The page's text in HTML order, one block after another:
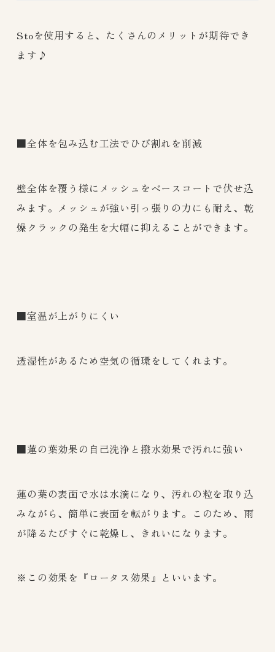
Stoを使用すると、たくさんのメリットが期待でき
ます♪
■全体を包み込む工法でひび割れを削減
壁全体を覆う様にメッシュをベースコートで伏せ込
みます。メッシュが強い引っ張りの力にも耐え、乾
燥クラックの発生を大幅に抑えることができます。
■室温が上がりにくい
透湿性があるため空気の循環をしてくれます。
■蓮の葉効果の自己洗浄と撥水効果で汚れに強い
蓮の葉の表面で水は水滴になり、汚れの粒を取り込
みながら、簡単に表面を転がります。このため、雨
が降るたびすぐに乾燥し、きれいになります。
※この効果を『ロータス効果』といいます。